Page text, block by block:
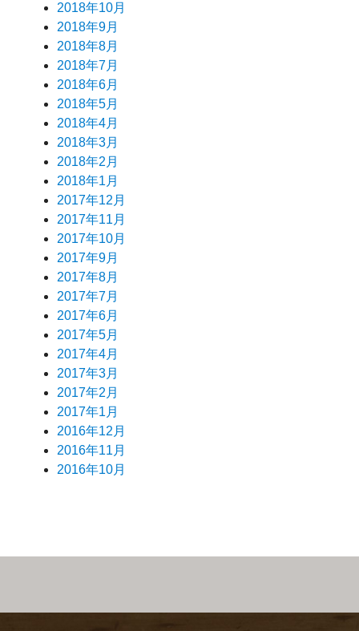
2018年10月
2018年9月
2018年8月
2018年7月
2018年6月
2018年5月
2018年4月
2018年3月
2018年2月
2018年1月
2017年12月
2017年11月
2017年10月
2017年9月
2017年8月
2017年7月
2017年6月
2017年5月
2017年4月
2017年3月
2017年2月
2017年1月
2016年12月
2016年11月
2016年10月